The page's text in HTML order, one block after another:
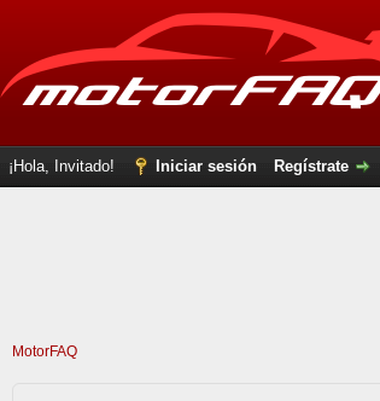
¡Hola, Invitado! Iniciar sesión Regístrate
MotorFAQ